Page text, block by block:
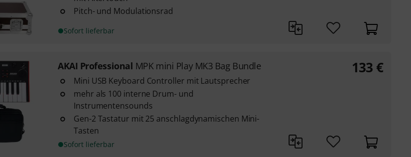
Pitch- und Modulationsrad
Sofort lieferbar
AKAI Professional MPK mini Play MK3 Bag Bundle
Mini USB Keyboard Controller mit Lautsprecher
mehr als 100 interne Drum- und
Instrumentensounds
Gen-2 Tastatur mit 25 anschlagdynamischen Mini-
Tasten
Sofort lieferbar
133 €